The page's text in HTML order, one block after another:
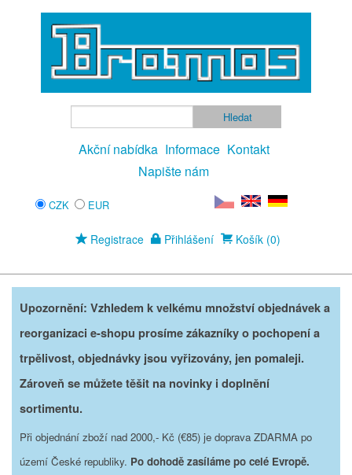
Akční nabídka Informace Kontakt
Napište nám
CZK EUR
Registrace Přihlášení Košík (0)
Upozornění: Vzhledem k velkému množství objednávek a
reorganizaci e-shopu prosíme zákazníky o pochopení a
trpělivost, objednávky jsou vyřizovány, jen pomaleji.
Zároveň se můžete těšit na novinky i doplnění
sortimentu.
Při objednání zboží nad 2000,- Kč (€85) je doprava ZDARMA po
území České republiky. Po dohodě zasíláme po celé Evropě.